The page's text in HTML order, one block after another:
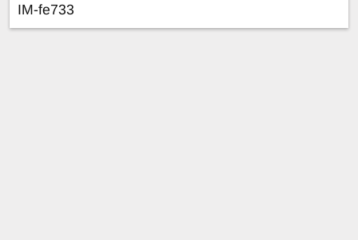
IM-fe733